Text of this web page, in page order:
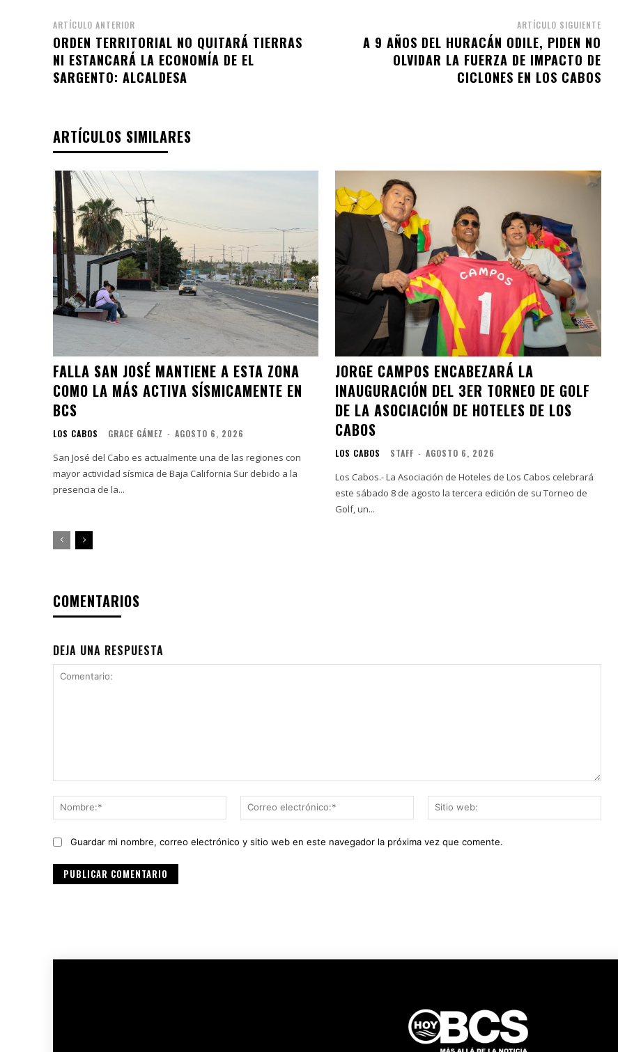
ARTÍCULO ANTERIOR
ORDEN TERRITORIAL NO QUITARÁ TIERRAS
NI ESTANCARÁ LA ECONOMÍA DE EL
SARGENTO: ALCALDESA
ARTÍCULO SIGUIENTE
A 9 AÑOS DEL HURACÁN ODILE, PIDEN NO
OLVIDAR LA FUERZA DE IMPACTO DE
CICLONES EN LOS CABOS
ARTÍCULOS SIMILARES
FALLA SAN JOSÉ MANTIENE A ESTA ZONA
COMO LA MÁS ACTIVA SÍSMICAMENTE EN
BCS
LOS CABOS GRACE GÁMEZ - AGOSTO 6, 2026
San José del Cabo es actualmente una de las regiones con
mayor actividad sísmica de Baja California Sur debido a la
presencia de la...
JORGE CAMPOS ENCABEZARÁ LA
INAUGURACIÓN DEL 3ER TORNEO DE GOLF
DE LA ASOCIACIÓN DE HOTELES DE LOS
CABOS
LOS CABOS STAFF - AGOSTO 6, 2026
Los Cabos.- La Asociación de Hoteles de Los Cabos celebrará
este sábado 8 de agosto la tercera edición de su Torneo de
Golf, un...
COMENTARIOS
DEJA UNA RESPUESTA
Nombre:*
Correo
electrónico:*
web:
Guardar mi nombre, correo electrónico y sitio web en este navegador la próxima vez que comente.